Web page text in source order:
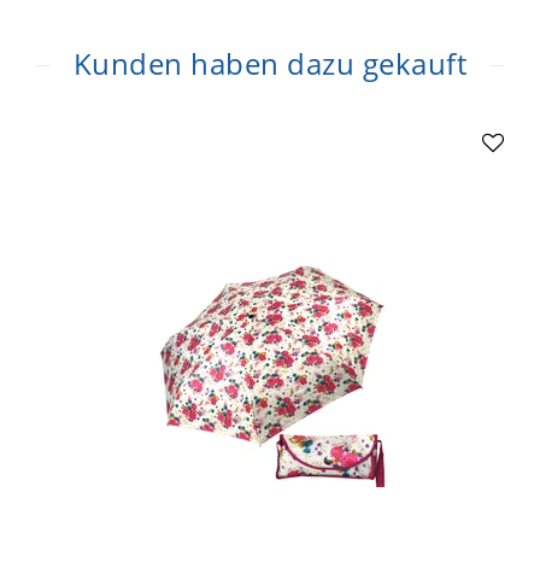
Kunden haben dazu gekauft